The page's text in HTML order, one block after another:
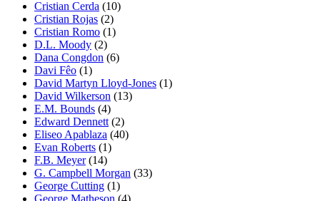
Cristian Cerda (10)
Cristian Rojas (2)
Cristian Romo (1)
D.L. Moody (2)
Dana Congdon (6)
Davi Fêo (1)
David Martyn Lloyd-Jones (1)
David Wilkerson (13)
E.M. Bounds (4)
Edward Dennett (2)
Eliseo Apablaza (40)
Evan Roberts (1)
F.B. Meyer(14)
G. Campbell Morgan (33)
George Cutting (1)
George Matheson (4)